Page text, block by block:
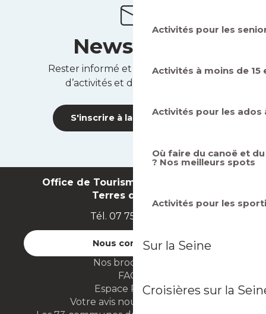
Activités pour les
Activités à moins de 15
Activités pour les ados
Où faire du canoë et
? Nos meilleurs spots
Activités pour les
Sur la Seine
Croisières sur la
Bateau chapelle Je Sers à Conflans
Tour Montjoie à Conflans
Péniche théâtre le Story Boat à Conflans
Traversée gratuite en bac à Conflans
Île de Devant à Conflans
Musée de la Batellerie à Conflans
House-boat We Stay à Conflans
Centre aquatique de Conflans
Restaurant La Maison du Poulet à Conflans
Studio troglodyte, la Grotte à Conflans
Restaurant l’Imprévu à Conflans
Halte patrimoine à Conflans
Les activités populaires en